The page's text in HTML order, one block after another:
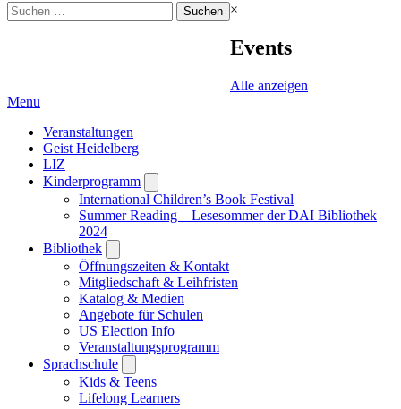
Suchen
nach:
×
Events
Alle anzeigen
Menu
Veranstaltungen
Geist Heidelberg
LIZ
Kinderprogramm
submenu
International Children’s Book Festival
Summer Reading – Lesesommer der DAI Bibliothek
2024
Bibliothek
submenu
Öffnungszeiten & Kontakt
Mitgliedschaft & Leihfristen
Katalog & Medien
Angebote für Schulen
US Election Info
Veranstaltungsprogramm
Sprachschule
submenu
Kids & Teens
Lifelong Learners